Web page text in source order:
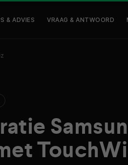
& ADVIES VRAAG & ANTWOORD